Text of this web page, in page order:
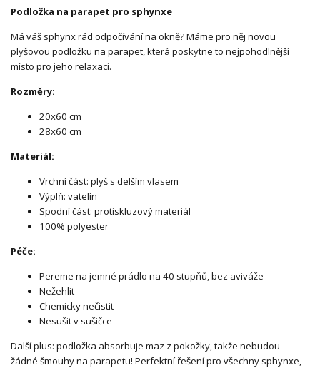
Podložka na parapet pro sphynxe
Má váš sphynx rád odpočívání na okně? Máme pro něj novou
plyšovou podložku na parapet, která poskytne to nejpohodlnější
místo pro jeho relaxaci.
Rozměry:
20x60 cm
28x60 cm
Materiál:
Vrchní část: plyš s delším vlasem
Výplň: vatelín
Spodní část: protiskluzový materiál
100% polyester
Péče:
Pereme na jemné prádlo na 40 stupňů, bez aviváže
Nežehlit
Chemicky nečistit
Nesušit v sušičce
Další plus: podložka absorbuje maz z pokožky, takže nebudou
žádné šmouhy na parapetu! Perfektní řešení pro všechny sphynxe,